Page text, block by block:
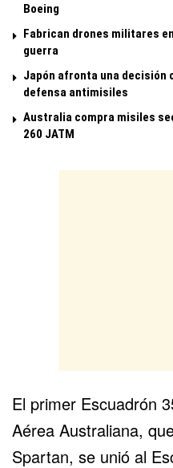
Boeing
Fabrican drones militares
guerra
Japón afronta una decisión
defensa antimisiles
Australia compra misiles
260 JATM
El primer Escuadrón
Aérea Australiana,
Spartan, se unió al